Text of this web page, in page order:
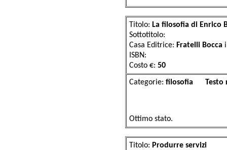
Titolo: La filosofia di Enrico
Sottotitolo:
Casa Editrice: Fratelli Bocca
ISBN:
Costo €: 50
Categorie:
Ottimo stato.
Titolo: Produrre servizi